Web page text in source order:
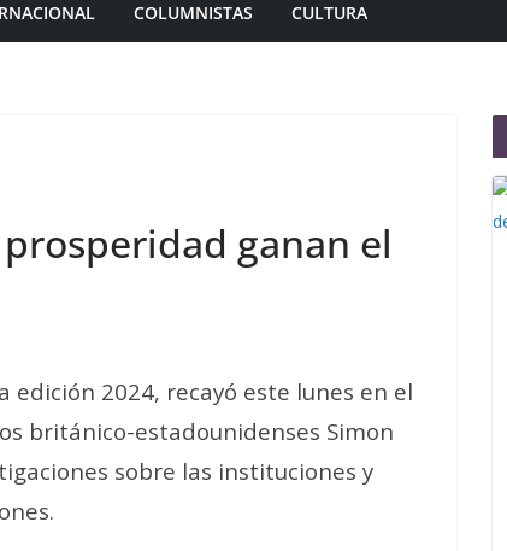
COLUMNISTAS CULTURA
ganan el
edición 2024, recayó este lunes en el
británico-estadounidenses Simon
sobre las instituciones y